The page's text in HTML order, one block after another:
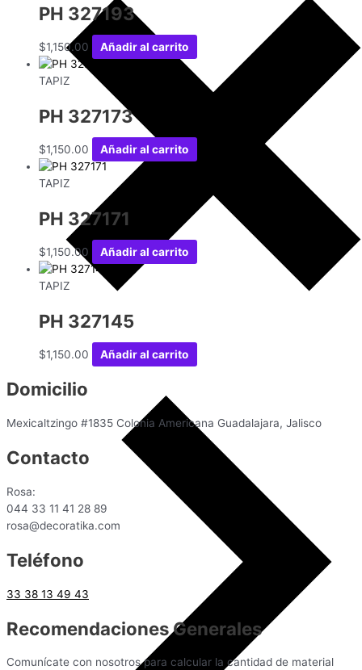
PH 327193
$1,150.00 Añadir al carrito
TAPIZ
PH 327173
$1,150.00 Añadir al carrito
TAPIZ
PH 327171
$1,150.00 Añadir al carrito
TAPIZ
PH 327145
$1,150.00 Añadir al carrito
Domicilio
Mexicaltzingo #1835 Colonia Americana Guadalajara, Jalisco
Contacto
Rosa:
044 33 11 41 28 89
rosa@decoratika.com
Teléfono
33 38 13 49 43
Recomendaciones Generales
Comunícate con nosotros para calcular la cantidad de material